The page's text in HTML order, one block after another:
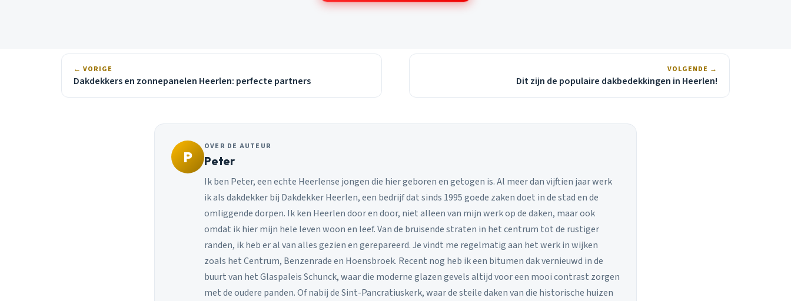
← VORIGE
Dakdekkers en zonnepanelen Heerlen: perfecte partners
VOLGENDE →
Dit zijn de populaire dakbedekkingen in Heerlen!
P
OVER DE AUTEUR
Peter
Ik ben Peter, een echte Heerlense jongen die hier geboren en getogen is. Al meer dan vijftien jaar werk
ik als dakdekker bij Dakdekker Heerlen, een bedrijf dat sinds 1995 goede zaken doet in de stad en de
omliggende dorpen. Ik ken Heerlen door en door, niet alleen van mijn werk op de daken, maar ook
omdat ik hier mijn hele leven woon en leef. Van de bruisende straten in het centrum tot de rustiger
randen, ik heb er al van alles gezien en gerepareerd. Je vindt me regelmatig aan het werk in wijken
zoals het Centrum, Benzenrade en Hoensbroek. Recent nog heb ik een bitumen dak vernieuwd in de
buurt van het Glaspaleis Schunck, waar die moderne glazen gevels altijd voor een mooi contrast zorgen
met de oudere panden. Of nabij de Sint-Pancratiuskerk, waar de steile daken van die historische huizen